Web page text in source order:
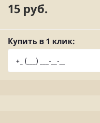
15 руб.
Купить в 1 клик: